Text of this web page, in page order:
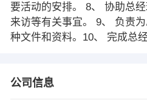
要活动的安排。 8、 协助总
来访等有关事宜。 9、 负责
种文件和资料。10、 完成总
公司信息